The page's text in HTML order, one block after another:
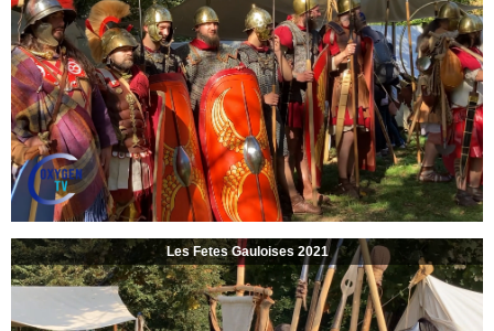
Les Fetes Gauloises 2021